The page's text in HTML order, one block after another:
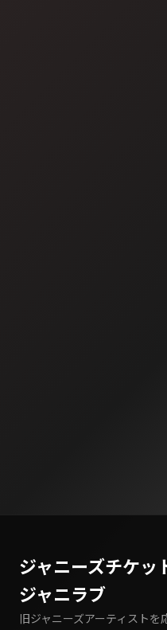
ジャニーズチケッ
ジャニラブ
旧ジャニーズアーティスト